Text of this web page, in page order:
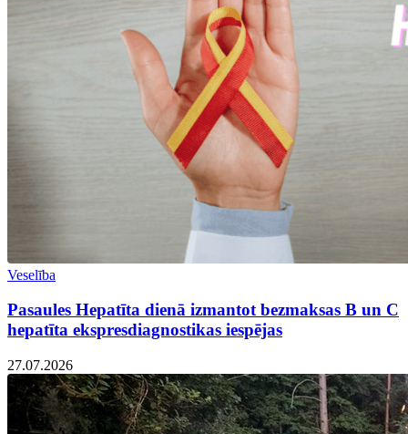
Veselība
Pasaules Hepatīta dienā izmantot bezmaksas B un C
hepatīta ekspresdiagnostikas iespējas
27.07.2026